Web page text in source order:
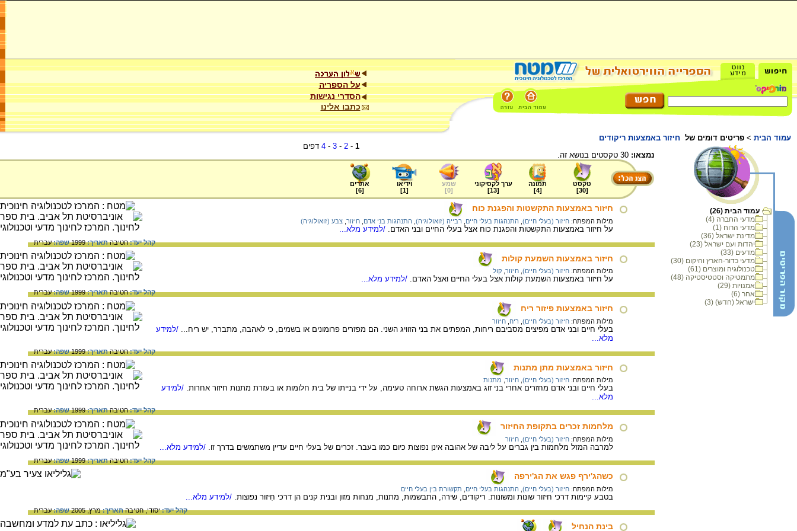
על הספריה
הסדרי נגישות
כתבו אלינו
עמוד הבית > פריטים דומים של חיזור באמצעות ריקודים
עמוד הבית (26)
מדעי החברה (4)
מדעי הרוח (1)
מדינת ישראל (36)
יהדות ועם ישראל (23)
מדעים (33)
מדעי כדור-הארץ והיקום (30)
טכנולוגיה ומוצרים (61)
מתמטיקה וסטטיסטיקה (48)
אמנויות (29)
אחר (6)
ישראל (חדש) (3)
1
-
2
-
3
-
4 דפים
נמצאו:
טקסט
[
30
]
תמונה
[
4
]
ערך לקסיקוני
[
13
]
שמע
[
0
]
וידיאו
[
1
]
אתרים
[
6
]
חיזור באמצעות התקשטות והפגנת כוח
מילות המפתח: חיזור (בעלי חיים) התנהגות בעלי חיים רבייה (זואולוגיה) התנהגות בני אדם חיזור צבע (זואולוגיה)
על חיזור באמצעות התקשטות והפגנת כוח אצל בעלי החיים ובני האדם. /למידע מלא...
קהל יעד:חטיבהתאריך:1999 שפה:עברית
חיזור באמצעות השמעת קולות
מילות המפתח: חיזור (בעלי חיים) חיזור קול
על חיזור באמצעות השמעת קולות אצל בעלי החיים ואצל האדם. /למידע מלא...
קהל יעד:חטיבהתאריך:1999 שפה:עברית
חיזור באמצעות פיזור ריח
מילות המפתח: חיזור (בעלי חיים) ריח חיזור
בעלי חיים ובני אדם מפיצים מסביבם ריחות, המפתים את בני הזוויג השני. הם מפזרים פרומונים או בשמים, כי לאהבה, מתברר, יש ריח...
/למידע
מלא...
קהל יעד:חטיבהתאריך:1999 שפה:עברית
חיזור באמצעות מתן מתנות
מילות המפתח: חיזור (בעלי חיים) חיזור מתנות
בעלי חיים ובני אדם מחזרים אחרי בני זוג באמצעות הגשת ארוחה טעימה, על ידי בנייתו של בית חלומות או בעזרת מתנות חיזור אחרות. /למידע
מלא...
קהל יעד:חטיבהתאריך:1999 שפה:עברית
מלחמות זכרים בתקופת החיזור
מילות המפתח: חיזור (בעלי חיים) חיזור
למרבה המזל מלחמות בין גברים על ליבה של אהובה אינן נפוצות כיום כמו בעבר. זכרים של בעלי חיים עדיין משתמשים בדרך זו. /למידע מלא...
קהל יעד:חטיבהתאריך:1999 שפה:עברית
כשהג'ירף פגש את הג'ירפה
מילות המפתח: חיזור (בעלי חיים) התנהגות בעלי חיים תקשורת בין בעלי חיים
בטבע קיימות דרכי חיזור שונות ומשונות. ריקודים, שירה, התבשמות, מתנות, מנחות מזון ובנית קנים הן דרכי חִיזּוּר נפוצות. /למידע מלא...
קהל יעד:יסודי,חטיבהתאריך:מרץ, 2005 שפה:עברית
בינת הנחיל